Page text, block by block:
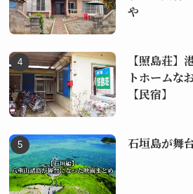
や
【照島荘】
トホームな
【民宿】
石垣島が舞